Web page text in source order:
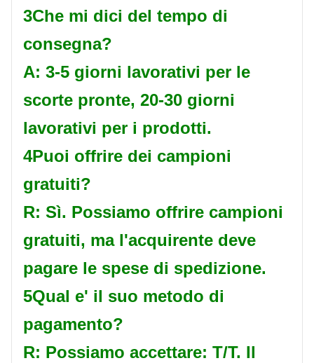
3Che mi dici del tempo di
consegna?
A: 3-5 giorni lavorativi per le
scorte pronte, 20-30 giorni
lavorativi per i prodotti.
4Puoi offrire dei campioni
gratuiti?
R: Sì. Possiamo offrire campioni
gratuiti, ma l'acquirente deve
pagare le spese di spedizione.
5Qual e' il suo metodo di
pagamento?
R: Possiamo accettare: T/T. Il